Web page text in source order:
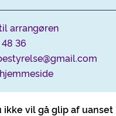
ikke vil gå glip af uanset
arrangøren
36